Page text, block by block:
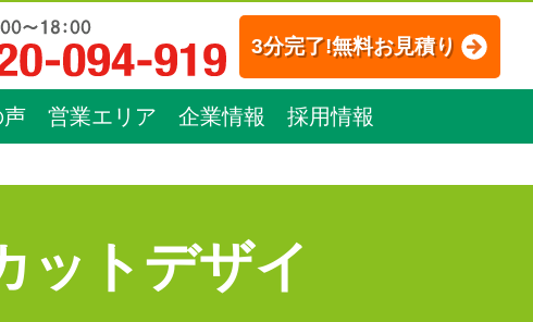
3分完了!無料お見積り
声 営業エリア 企業情報 採用情報
ットデザイ